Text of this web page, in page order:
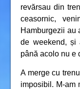
revărsau din
ceasornic,
Hamburgezii au
de weekend, și
până acolo nu e
A merge cu
imposibil. M-am